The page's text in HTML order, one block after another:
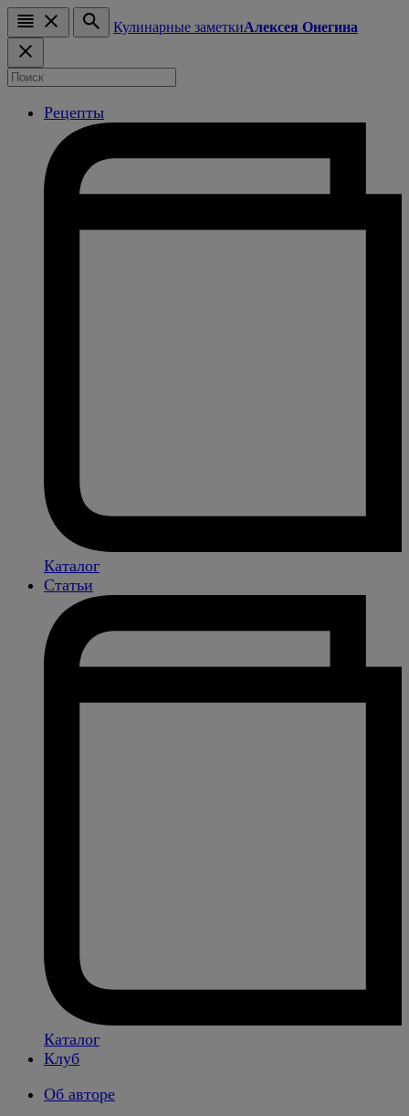
Кулинарные заметкиАлексея Онегина
Рецепты
Каталог
Статьи
Каталог
Клуб
Об авторе